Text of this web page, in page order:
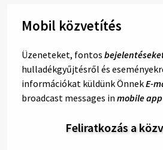
Mobil közvetítés
Üzeneteket, fontos
hulladékgyűjtésről és
információkat küldünk ÖnnekE-
broadcast messages in mobile app
Feliratkozás a